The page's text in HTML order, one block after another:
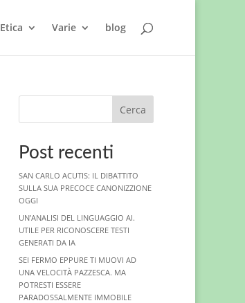
Varie blog
Cerca
Post recenti
SAN CARLO ACUTIS: IL DIBATTITO
SULLA SUA PRECOCE CANONIZZIONE
OGGI
UN’ANALISI DEL LINGUAGGIO AI.
UTILE PER RICONOSCERE TESTI
GENERATI DA IA
SEI FERMO EPPURE TI MUOVI AD
UNA VELOCITÀ PAZZESCA. MA
POTRESTI ESSERE
PARADOSSALMENTE IMMOBILE